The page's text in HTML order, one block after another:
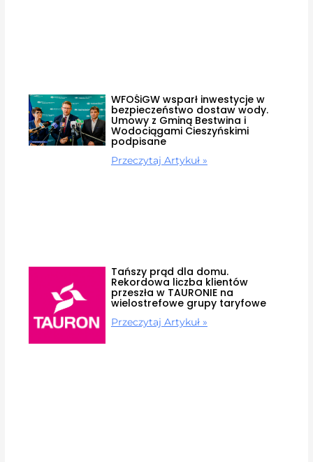
WFOŚiGW wsparł inwestycje w
bezpieczeństwo dostaw wody.
Umowy z Gminą Bestwina i
Wodociągami Cieszyńskimi
podpisane
Przeczytaj Artykuł »
Tańszy prąd dla domu.
Rekordowa liczba klientów
przeszła w TAURONIE na
wielostrefowe grupy taryfowe
Przeczytaj Artykuł »